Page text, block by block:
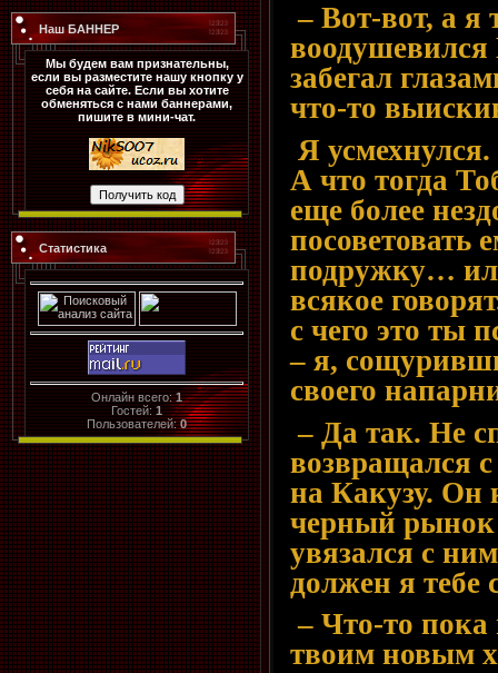
Наш БАННЕР
Мы будем вам признательны,
если вы разместите нашу кнопку у
себя на сайте. Если вы хотите
обменяться с нами баннерами,
пишите в мини-чат.
Статистика
Онлайн всего:1
Гостей:1
Пользователей:0
– Вот-вот, а я
забегал
что-то
Я
А что тогда
еще более
посоветовать
подружку…
всякое
с чего это ты
– я,
своего
– Да так. Не
возвращался
на Какузу. Он
черный рынок
увязался с
должен я тебе
– Что-то пока
твоим новым